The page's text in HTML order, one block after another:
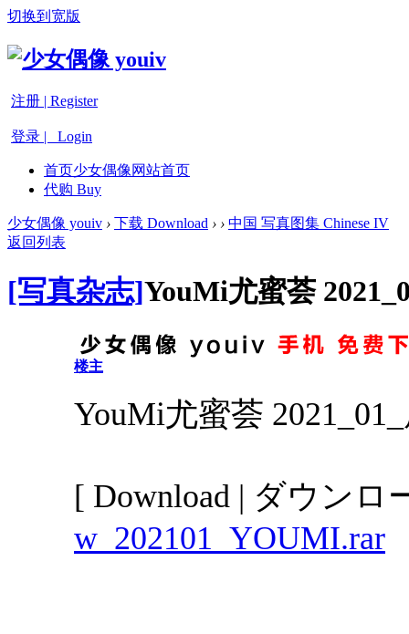
切换到宽版
注册 | Register
登录 | Login
首页少女偶像网站首页
代购 Buy
少女偶像 youiv › 下载 Download › › 中国 写真图集 Chinese IV
返回列表
[写真杂志]YouMi尤蜜荟
楼主
YouMi尤蜜荟
[ Download | ダウンロ
w_202101_YOUMI.rar